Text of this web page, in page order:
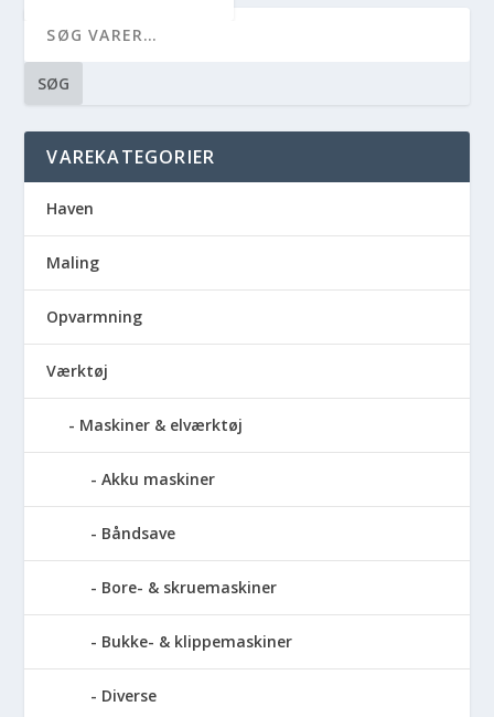
SØG
VAREKATEGORIER
Haven
Maling
Opvarmning
Værktøj
Maskiner & elværktøj
Akku maskiner
Båndsave
Bore- & skruemaskiner
Bukke- & klippemaskiner
Diverse